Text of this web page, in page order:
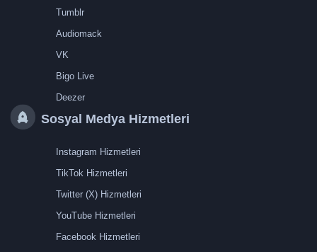
Tumblr
Audiomack
VK
Bigo Live
Deezer
Sosyal Medya Hizmetleri
Instagram Hizmetleri
TikTok Hizmetleri
Twitter (X) Hizmetleri
YouTube Hizmetleri
Facebook Hizmetleri